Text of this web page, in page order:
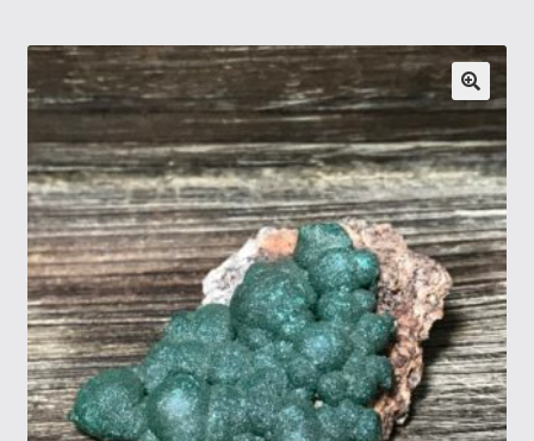
Maksutavat ja Tärkeää tietää
Myymälät
Oma tili
Ostoskori
Tietosuojaseloste
Tuotteet
Yritysinfo